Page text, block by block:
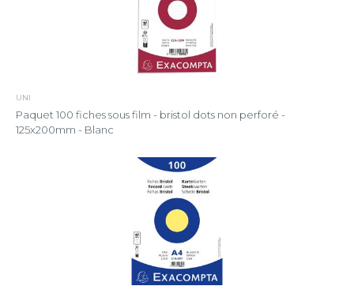
UNI
Paquet 100 fiches sous film - bristol dots non perforé -
125x200mm - Blanc